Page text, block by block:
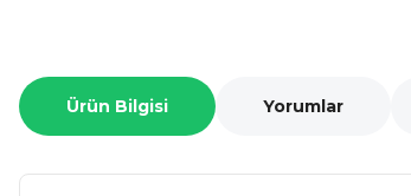
Ürün Bilgisi Yorumlar